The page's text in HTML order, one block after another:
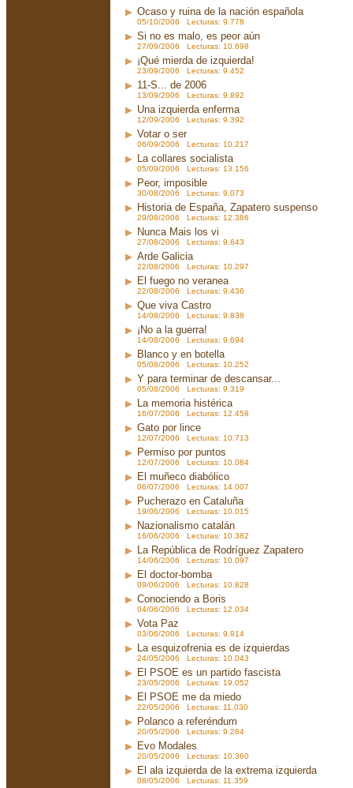
Ocaso y ruina de la nación española
05/10/2006 Lecturas: 9.778
Si no es malo, es peor aún
27/09/2006 Lecturas: 10.698
¡Qué mierda de izquierda!
23/09/2006 Lecturas: 9.452
11-S... de 2006
13/09/2006 Lecturas: 9.892
Una izquierda enferma
12/09/2006 Lecturas: 9.392
Votar o ser
06/09/2006 Lecturas: 10.217
La collares socialista
05/09/2006 Lecturas: 13.156
Peor, imposible
30/08/2006 Lecturas: 9.073
Historia de España, Zapatero suspenso
29/08/2006 Lecturas: 12.386
Nunca Mais los vi
27/08/2006 Lecturas: 9.643
Arde Galicia
22/08/2006 Lecturas: 10.297
El fuego no veranea
22/08/2006 Lecturas: 9.436
Que viva Castro
14/08/2006 Lecturas: 9.838
¡No a la guerra!
14/08/2006 Lecturas: 9.694
Blanco y en botella
05/08/2006 Lecturas: 10.252
Y para terminar de descansar...
05/08/2006 Lecturas: 9.319
La memoria histérica
16/07/2006 Lecturas: 12.458
Gato por lince
12/07/2006 Lecturas: 10.713
Permiso por puntos
12/07/2006 Lecturas: 10.084
El muñeco diabólico
06/07/2006 Lecturas: 14.007
Pucherazo en Cataluña
19/06/2006 Lecturas: 10.015
Nazionalismo catalán
16/06/2006 Lecturas: 10.382
La República de Rodríguez Zapatero
14/06/2006 Lecturas: 10.097
El doctor-bomba
09/06/2006 Lecturas: 10.828
Conociendo a Boris
04/06/2006 Lecturas: 12.034
Vota Paz
03/06/2006 Lecturas: 9.914
La esquizofrenia es de izquierdas
24/05/2006 Lecturas: 10.043
El PSOE es un partido fascista
23/05/2006 Lecturas: 19.052
El PSOE me da miedo
22/05/2006 Lecturas: 11.030
Polanco a referéndum
20/05/2006 Lecturas: 9.284
Evo Modales
20/05/2006 Lecturas: 10.360
El ala izquierda de la extrema izquierda
08/05/2006 Lecturas: 11.359